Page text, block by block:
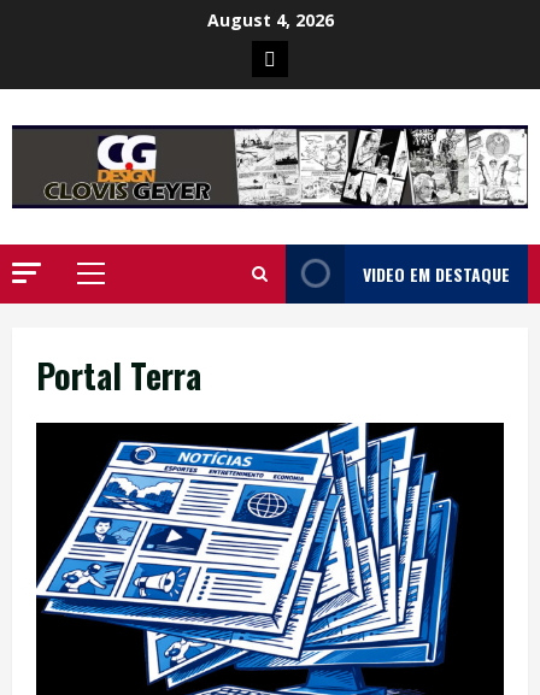
August 4, 2026
Poster
da
Ilha
Primary
VIDEO EM DESTAQUE
Portal Terra